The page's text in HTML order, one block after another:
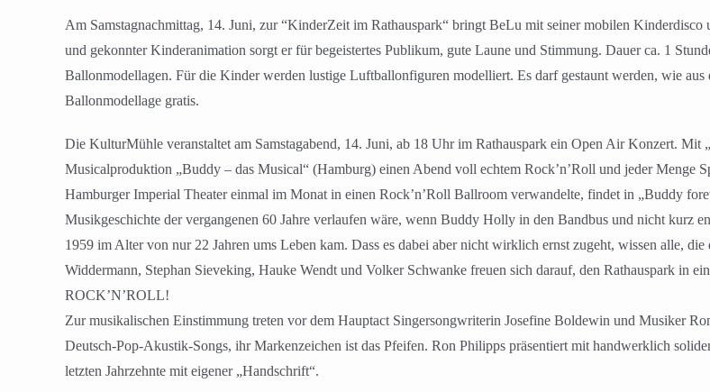
Am Samstagnachmittag, 14. Juni, zur “KinderZeit im Rathauspark“ bringt BeLu mit seiner mobilen
und gekonnter Kinderanimation sorgt er für begeistertes Publikum, gute Laune und Stimmung. Dauer ca. 1
Ballonmodellagen. Für die Kinder werden lustige Luftballonfiguren modelliert. Es darf gestaunt werden, wie
Ballonmodellage gratis.
Die KulturMühle veranstaltet am Samstagabend, 14. Juni, ab 18 Uhr im Rathauspark ein Open Air Konzert. Mit
Musicalproduktion „Buddy – das Musical“ (Hamburg) einen Abend voll echtem Rock’n’Roll und jeder Menge
Hamburger Imperial Theater einmal im Monat in einen Rock’n’Roll Ballroom verwandelte, findet in „Buddy
Musikgeschichte der vergangenen 60 Jahre verlaufen wäre, wenn Buddy Holly in den Bandbus und nicht kurz
1959 im Alter von nur 22 Jahren ums Leben kam. Dass es dabei aber nicht wirklich ernst zugeht, wissen alle,
Widdermann, Stephan Sieveking, Hauke Wendt und Volker Schwanke freuen sich darauf, den Rathauspark in
ROCK’N’ROLL!
Zur musikalischen Einstimmung treten vor dem Hauptact Singersongwriterin Josefine Boldewin und Musiker
Deutsch-Pop-Akustik-Songs, ihr Markenzeichen ist das Pfeifen. Ron Philipps präsentiert mit handwerklich
letzten Jahrzehnte mit eigener „Handschrift“.